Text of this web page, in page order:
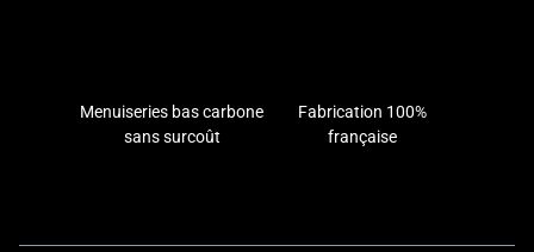
aluminiumdans l’Oise.
Menuiseries bas carbone
sans surcoût
Fabrication 100%
française